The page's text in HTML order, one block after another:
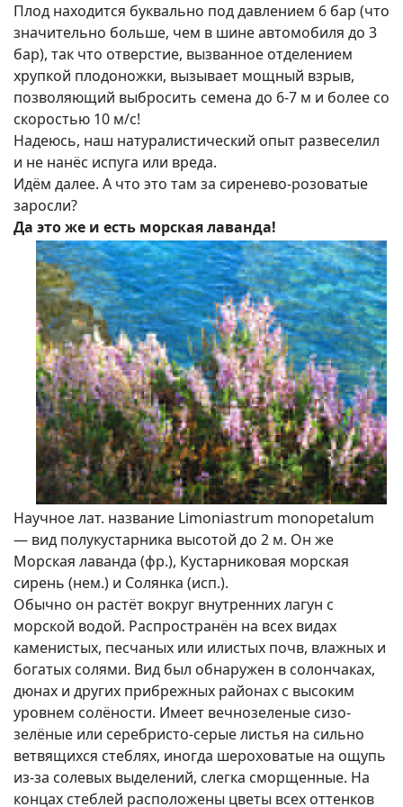
Плод находится буквально под давлением 6 бар (что
значительно больше, чем в шине автомобиля до 3
бар), так что отверстие, вызванное отделением
хрупкой плодоножки, вызывает мощный взрыв,
позволяющий выбросить семена до 6-7 м и более со
скоростью 10 м/с!
Надеюсь, наш натуралистический опыт развеселил
и не нанёс испуга или вреда.
Идём далее. А что это там за сиренево-розоватые
заросли?
Да это же и есть морская лаванда!
Научное лат. название Limoniastrum monopetalum
— вид полукустарника высотой до 2 м. Он же
Морская лаванда (фр.), Кустарниковая морская
сирень (нем.) и Солянка (исп.).
Обычно он растёт вокруг внутренних лагун с
морской водой. Распространён на всех видах
каменистых, песчаных или илистых почв, влажных и
богатых солями. Вид был обнаружен в солончаках,
дюнах и других прибрежных районах с высоким
уровнем солёности. Имеет вечнозеленые сизо-
зелёные или серебристо-серые листья на сильно
ветвящихся стеблях, иногда шероховатые на ощупь
из-за солевых выделений, слегка сморщенные. На
концах стеблей расположены цветы всех оттенков